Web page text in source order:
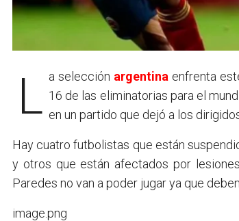
La selección argentina enfrenta
16 de las eliminatorias para el
en un partido que dejó a los
Hay cuatro futbolistas que están
y otros que están afectados por
Paredes no van a poder jugar ya que
image.png